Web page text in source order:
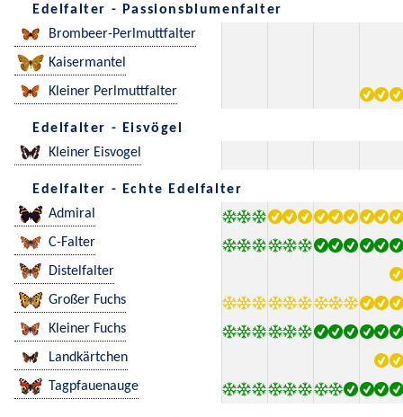
Edelfalter - Passionsblumenfalter
Brombeer-Perlmuttfalter
Kaisermantel
Kleiner Perlmuttfalter
Edelfalter - Eisvögel
Kleiner Eisvogel
Edelfalter - Echte Edelfalter
Admiral
C-Falter
Distelfalter
Großer Fuchs
Kleiner Fuchs
Landkärtchen
Tagpfauenauge